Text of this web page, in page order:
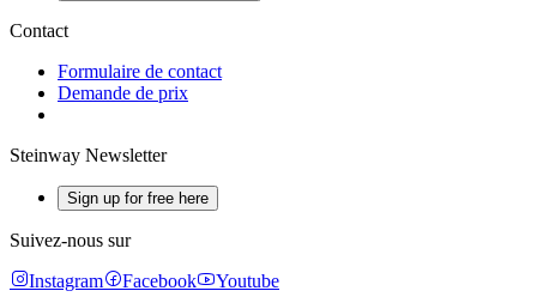
Contact
Formulaire de contact
Demande de prix
Steinway Newsletter
Sign up for free here
Suivez-nous sur
Instagram
Facebook Youtube